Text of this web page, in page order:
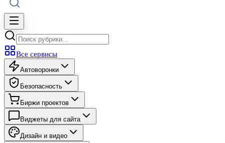
Все сервисы
Автоворонки
Безопасность
Биржи проектов
Виджеты для сайта
Дизайн и видео